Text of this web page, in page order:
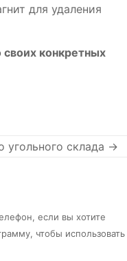
для удаления
конкретных
склада →
если вы хотите
чтобы использовать